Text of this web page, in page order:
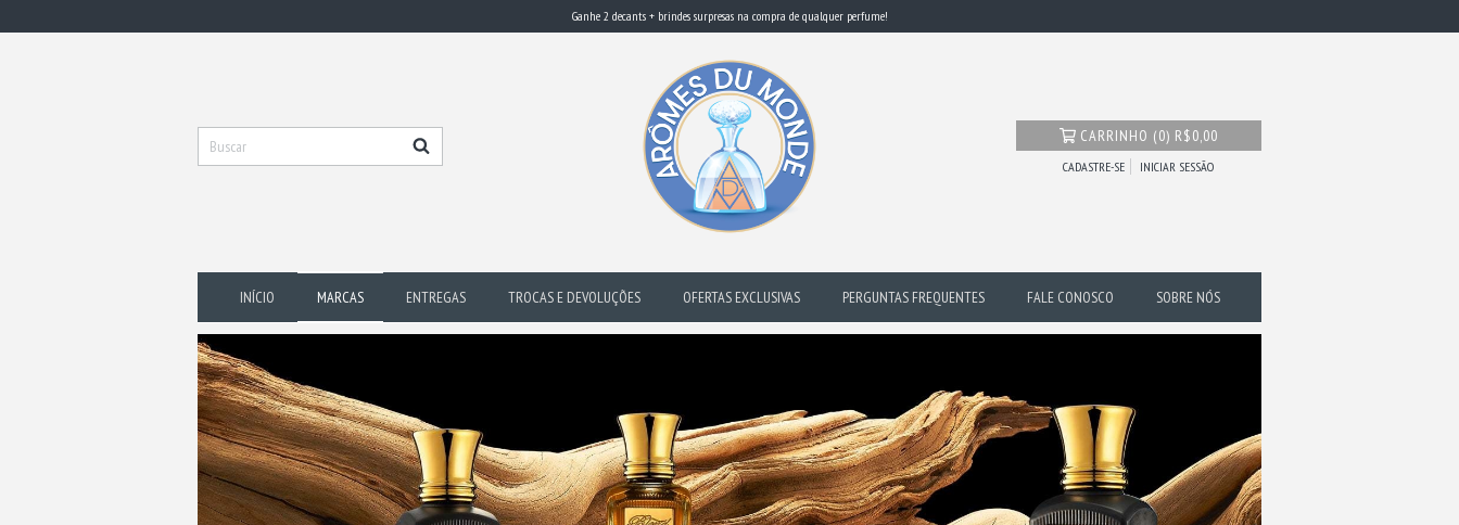
Ganhe 2 decants + brindes surpresas na compra de qualquer perfume!
CARRINHO (0) R$0,00
CADASTRE-SE INICIAR SESSÃO
INÍCIO MARCAS ENTREGAS TROCAS E DEVOLUÇÕES OFERTAS EXCLUSIVAS PERGUNTAS FREQUENTES FALE CONOSCO SOBRE NÓS